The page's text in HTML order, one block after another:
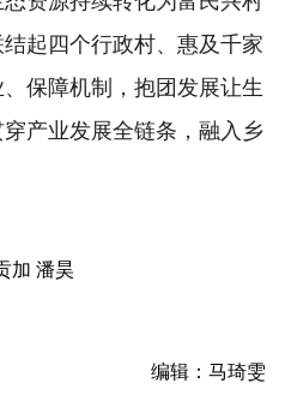
起四个行政村、惠及千家
保障机制，抱团发展让生
产业发展全链条，融入乡
加 潘昊
编辑：马琦雯